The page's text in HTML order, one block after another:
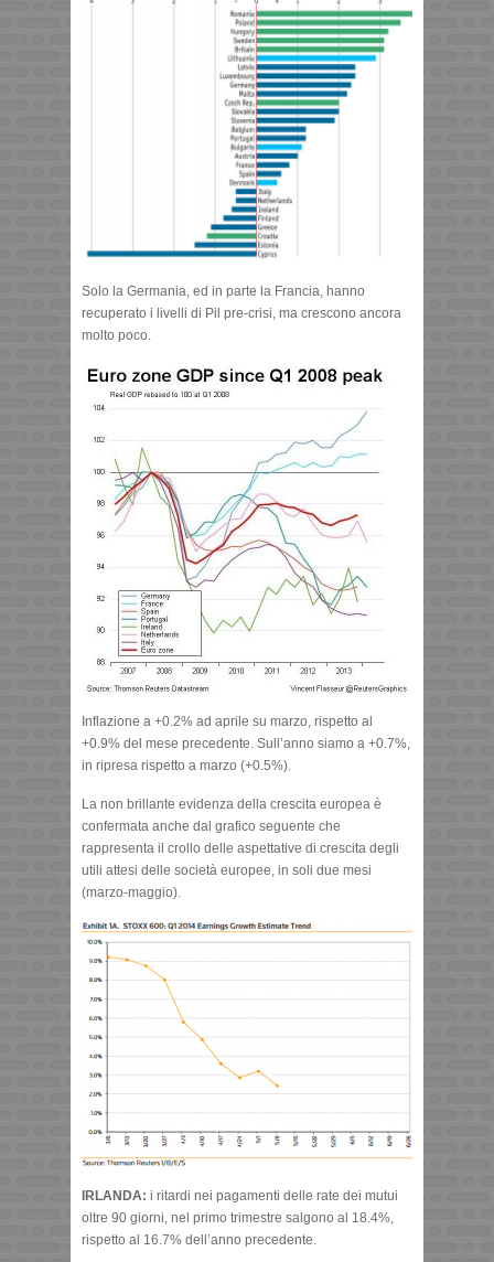
Solo la Germania, ed in parte la Francia, hanno
recuperato i livelli di Pil pre-crisi, ma crescono ancora
molto poco.
Inflazione a +0.2% ad aprile su marzo, rispetto al
+0.9% del mese precedente. Sull’anno siamo a +0.7%,
in ripresa rispetto a marzo (+0.5%).
La non brillante evidenza della crescita europea è
confermata anche dal grafico seguente che
rappresenta il crollo delle aspettative di crescita degli
utili attesi delle società europee, in soli due mesi
(marzo-maggio).
IRLANDA: i ritardi nei pagamenti delle rate dei mutui
oltre 90 giorni, nel primo trimestre salgono al 18.4%,
rispetto al 16.7% dell’anno precedente.